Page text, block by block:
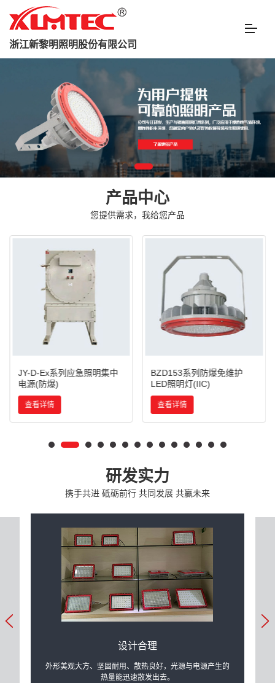
浙江新黎明照明股份有限公司
产品中心
您提供需求，我给您产品
JY-D-Ex系列应急照明集中
电源(防爆)
查看详情
BZD153系列防爆免维护
LED照明灯(IIC)
查看详情
研发实力
携手共进 砥砺前行 共同发展 共赢未来
设计合理
外形美观大方、坚固耐用、散热良好，光源与电源产生的
热量能迅速散发出去。